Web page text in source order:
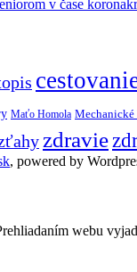
v čase
Maťo Homola
zdravie
, powered by
webu